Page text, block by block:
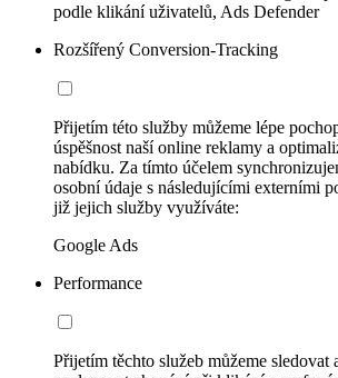
podle klikání uživatelů, Ads Defender
Rozšířený Conversion-Tracking
Přijetím této služby můžeme lépe
úspěšnost naší online reklamy a
nabídku. Za tímto účelem
osobní údaje s následujícími externími
již jejich služby využíváte:
Google Ads
Performance
Přijetím těchto služeb můžeme sledovat